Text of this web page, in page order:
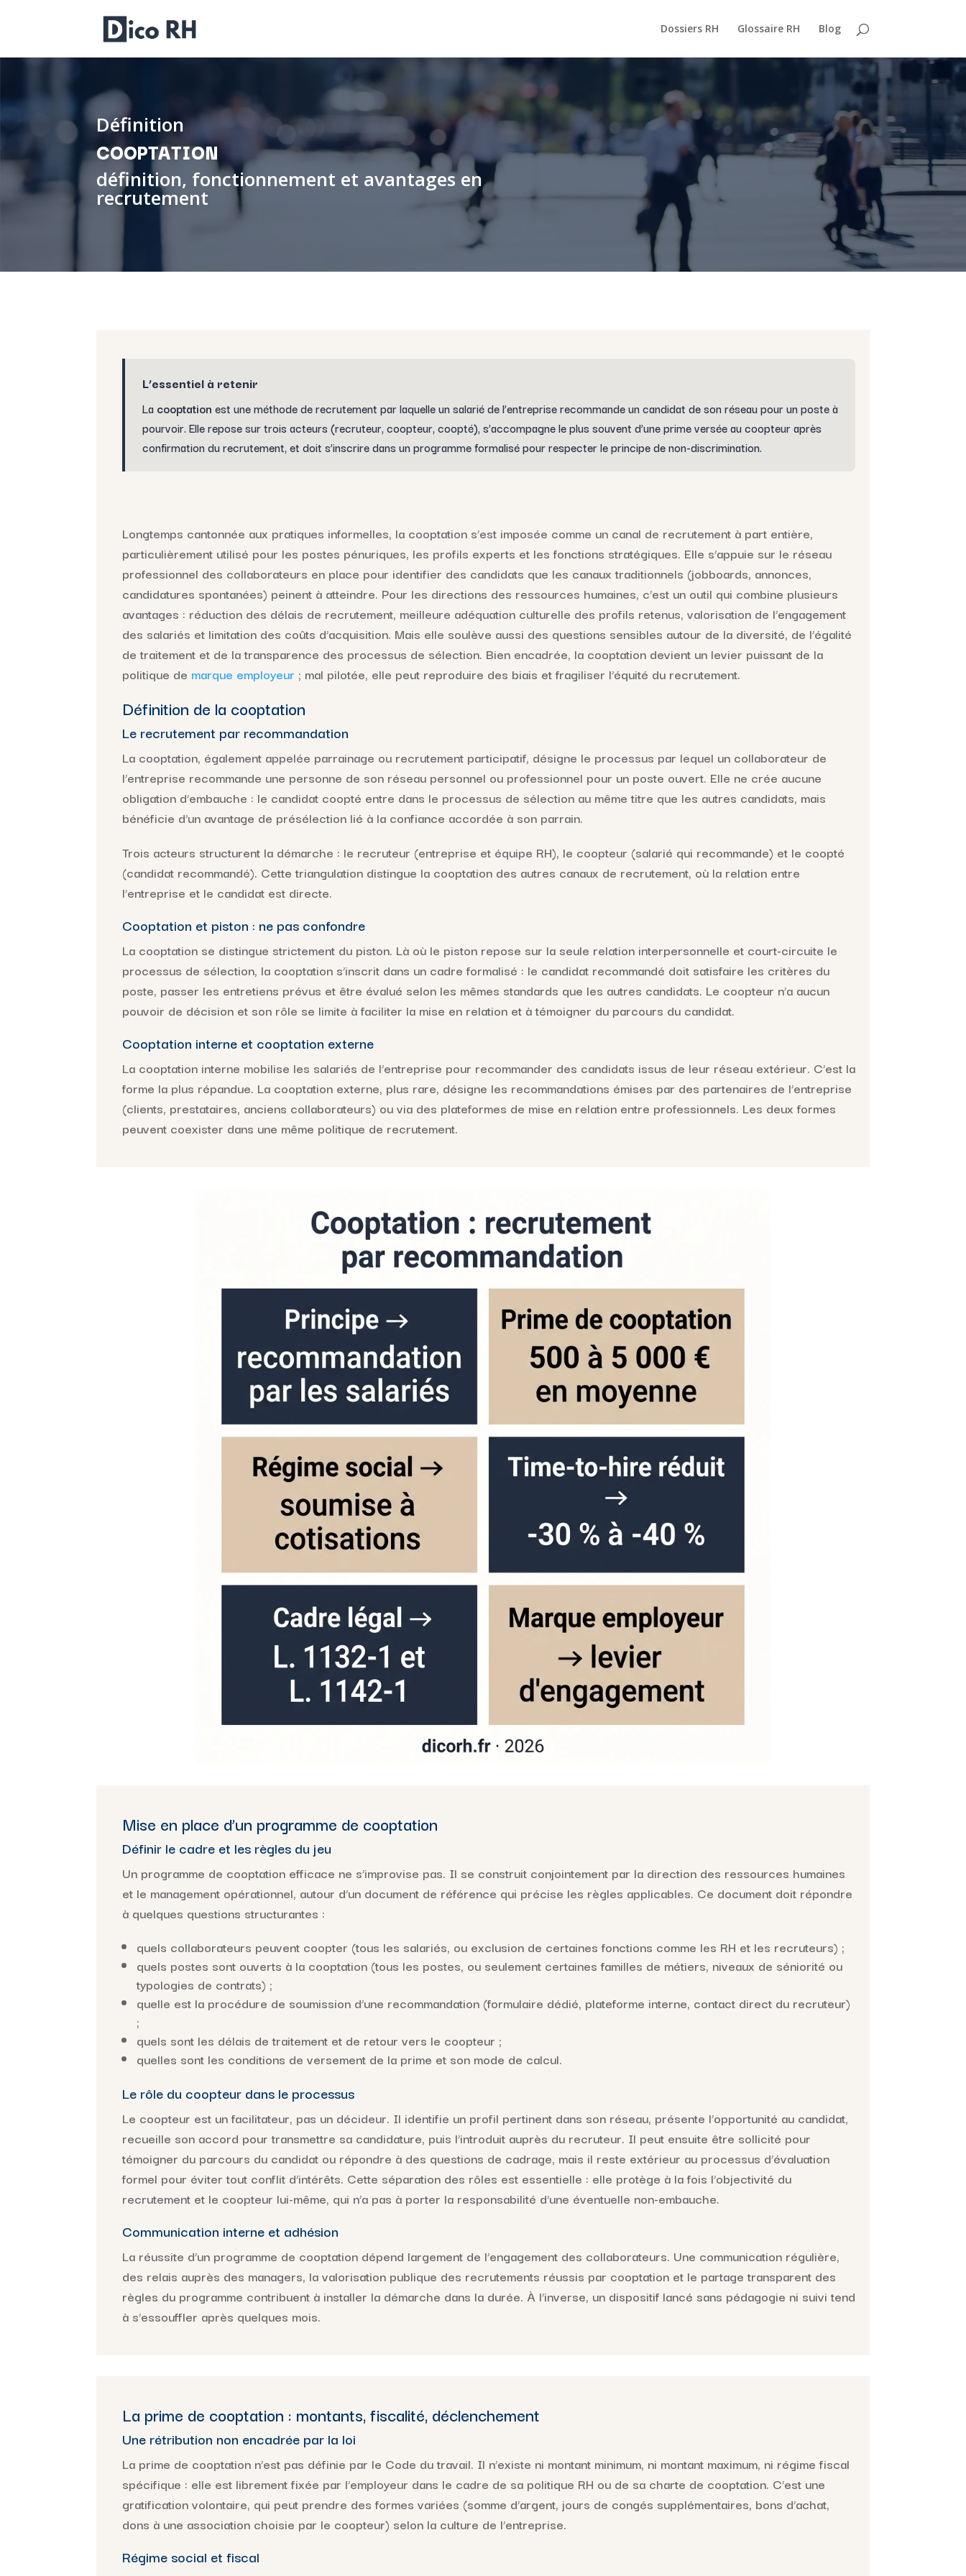
Dossiers RH Glossaire RH Blog
Définition
COOPTATION
définition, fonctionnement et avantages en
recrutement
L’essentiel à retenir
La cooptation est une méthode de recrutement par laquelle un salarié de l’entreprise recommande un candidat de son réseau pour un poste à
pourvoir. Elle repose sur trois acteurs (recruteur, coopteur, coopté), s’accompagne le plus souvent d’une prime versée au coopteur après
confirmation du recrutement, et doit s’inscrire dans un programme formalisé pour respecter le principe de non-discrimination.
Longtemps cantonnée aux pratiques informelles, la cooptation s’est imposée comme un canal de recrutement à part entière,
particulièrement utilisé pour les postes pénuriques, les profils experts et les fonctions stratégiques. Elle s’appuie sur le réseau
professionnel des collaborateurs en place pour identifier des candidats que les canaux traditionnels (jobboards, annonces,
candidatures spontanées) peinent à atteindre. Pour les directions des ressources humaines, c’est un outil qui combine plusieurs
avantages : réduction des délais de recrutement, meilleure adéquation culturelle des profils retenus, valorisation de l’engagement
des salariés et limitation des coûts d’acquisition. Mais elle soulève aussi des questions sensibles autour de la diversité, de l’égalité
de traitement et de la transparence des processus de sélection. Bien encadrée, la cooptation devient un levier puissant de la
politique de marque employeur ; mal pilotée, elle peut reproduire des biais et fragiliser l’équité du recrutement.
Définition de la cooptation
Le recrutement par recommandation
La cooptation, également appelée parrainage ou recrutement participatif, désigne le processus par lequel un collaborateur de
l’entreprise recommande une personne de son réseau personnel ou professionnel pour un poste ouvert. Elle ne crée aucune
obligation d’embauche : le candidat coopté entre dans le processus de sélection au même titre que les autres candidats, mais
bénéficie d’un avantage de présélection lié à la confiance accordée à son parrain.
Trois acteurs structurent la démarche : le recruteur (entreprise et équipe RH), le coopteur (salarié qui recommande) et le coopté
(candidat recommandé). Cette triangulation distingue la cooptation des autres canaux de recrutement, où la relation entre
l’entreprise et le candidat est directe.
Cooptation et piston : ne pas confondre
La cooptation se distingue strictement du piston. Là où le piston repose sur la seule relation interpersonnelle et court-circuite le
processus de sélection, la cooptation s’inscrit dans un cadre formalisé : le candidat recommandé doit satisfaire les critères du
poste, passer les entretiens prévus et être évalué selon les mêmes standards que les autres candidats. Le coopteur n’a aucun
pouvoir de décision et son rôle se limite à faciliter la mise en relation et à témoigner du parcours du candidat.
Cooptation interne et cooptation externe
La cooptation interne mobilise les salariés de l’entreprise pour recommander des candidats issus de leur réseau extérieur. C’est la
forme la plus répandue. La cooptation externe, plus rare, désigne les recommandations émises par des partenaires de l’entreprise
(clients, prestataires, anciens collaborateurs) ou via des plateformes de mise en relation entre professionnels. Les deux formes
peuvent coexister dans une même politique de recrutement.
Mise en place d’un programme de cooptation
Définir le cadre et les règles du jeu
Un programme de cooptation efficace ne s’improvise pas. Il se construit conjointement par la direction des ressources humaines
et le management opérationnel, autour d’un document de référence qui précise les règles applicables. Ce document doit répondre
à quelques questions structurantes :
quels collaborateurs peuvent coopter (tous les salariés, ou exclusion de certaines fonctions comme les RH et les recruteurs) ;
quels postes sont ouverts à la cooptation (tous les postes, ou seulement certaines familles de métiers, niveaux de séniorité ou
typologies de contrats) ;
quelle est la procédure de soumission d’une recommandation (formulaire dédié, plateforme interne, contact direct du recruteur)
;
quels sont les délais de traitement et de retour vers le coopteur ;
quelles sont les conditions de versement de la prime et son mode de calcul.
Le rôle du coopteur dans le processus
Le coopteur est un facilitateur, pas un décideur. Il identifie un profil pertinent dans son réseau, présente l’opportunité au candidat,
recueille son accord pour transmettre sa candidature, puis l’introduit auprès du recruteur. Il peut ensuite être sollicité pour
témoigner du parcours du candidat ou répondre à des questions de cadrage, mais il reste extérieur au processus d’évaluation
formel pour éviter tout conflit d’intérêts. Cette séparation des rôles est essentielle : elle protège à la fois l’objectivité du
recrutement et le coopteur lui-même, qui n’a pas à porter la responsabilité d’une éventuelle non-embauche.
Communication interne et adhésion
La réussite d’un programme de cooptation dépend largement de l’engagement des collaborateurs. Une communication régulière,
des relais auprès des managers, la valorisation publique des recrutements réussis par cooptation et le partage transparent des
règles du programme contribuent à installer la démarche dans la durée. À l’inverse, un dispositif lancé sans pédagogie ni suivi tend
à s’essouffler après quelques mois.
La prime de cooptation : montants, fiscalité, déclenchement
Une rétribution non encadrée par la loi
La prime de cooptation n’est pas définie par le Code du travail. Il n’existe ni montant minimum, ni montant maximum, ni régime fiscal
spécifique : elle est librement fixée par l’employeur dans le cadre de sa politique RH ou de sa charte de cooptation. C’est une
gratification volontaire, qui peut prendre des formes variées (somme d’argent, jours de congés supplémentaires, bons d’achat,
dons à une association choisie par le coopteur) selon la culture de l’entreprise.
Régime social et fiscal